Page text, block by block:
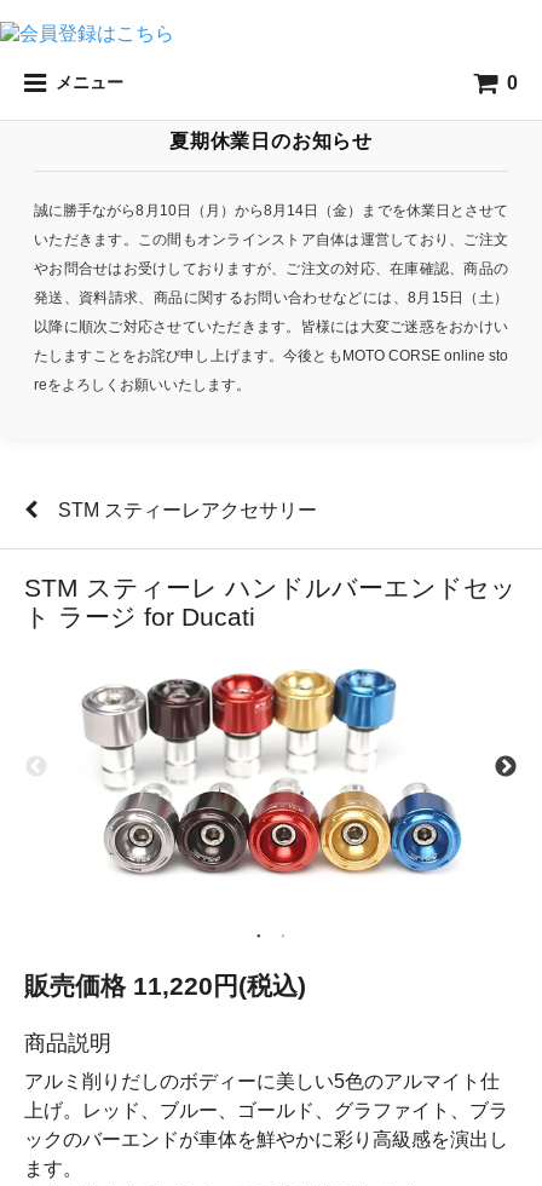
メニュー 0
夏期休業日のお知らせ
誠に勝手ながら8月10日（月）から8月14日（金）までを休業日とさせて
いただきます。この間もオンラインストア自体は運営しており、ご注文
やお問合せはお受けしておりますが、ご注文の対応、在庫確認、商品の
発送、資料請求、商品に関するお問い合わせなどには、8月15日（土）
以降に順次ご対応させていただきます。皆様には大変ご迷惑をおかけい
たしますことをお詫び申し上げます。今後ともMOTO CORSE online sto
reをよろしくお願いいたします。
STM スティーレアクセサリー
STM スティーレ ハンドルバーエンドセッ
ト ラージ for Ducati
販売価格 11,220円(税込)
商品説明
アルミ削りだしのボディーに美しい5色のアルマイト仕
上げ。レッド、ブルー、ゴールド、グラファイト、ブラ
ックのバーエンドが車体を鮮やかに彩り高級感を演出し
ます。